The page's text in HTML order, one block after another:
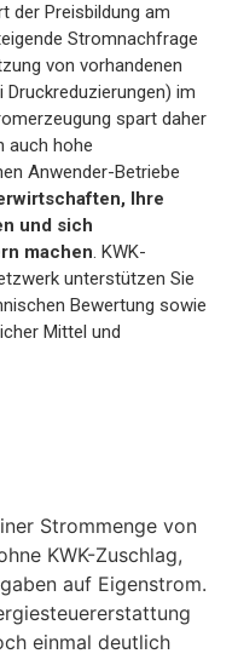
der Preisbildung am
Stromnachfrage
von vorhandenen
im
spart daher
auch hohe
Anwender-Betriebe
Ihre
und sich
machen. KWK-
unterstützen Sie
Bewertung sowie
Mittel und
Strommenge von
KWK-Zuschlag,
auf Eigenstrom.
einmal deutlich